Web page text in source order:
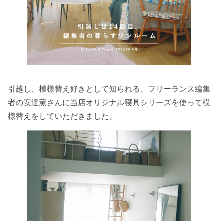
引越し、模様替え好きとして知られる、フリーランス編集
者の安達薫さんに当店オリジナル寝具シリーズを使って模
様替えをしていただきました。